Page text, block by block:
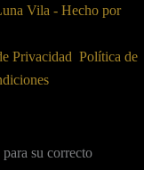
Vila - Hecho por
Privacidad Política de
su correcto